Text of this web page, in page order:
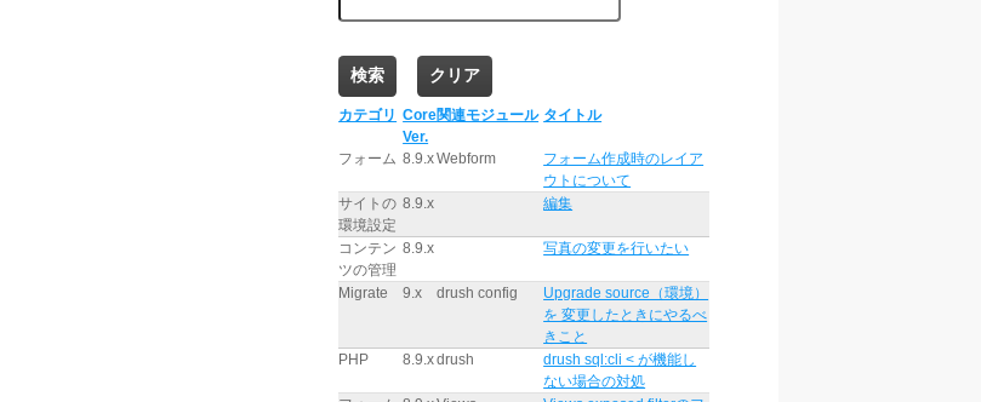
カテゴリ Core
Ver.
関連モジュール タイトル
フォーム 8.9.xWebform
フォーム作成時のレイア
ウトについて
サイトの
環境設定
8.9.x 編集
コンテン
ツの管理
8.9.x 写真の変更を行いたい
Migrate 9.x drush config
Upgrade source（環境）
を 変更したときにやるべ
きこと
PHP
8.9.xdrush
drush sql:cli < が機能し
ない場合の対処